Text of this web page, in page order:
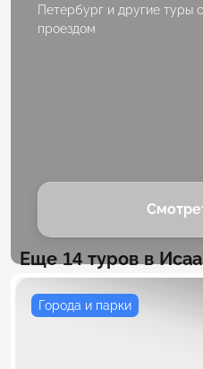
Петербург и другие туры
проездом
Еще 14 туров в
Города и парки